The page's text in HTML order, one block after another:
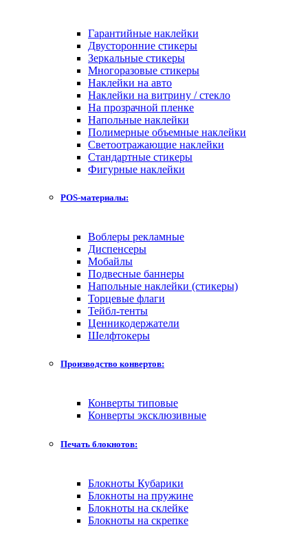
Гарантийные наклейки
Двусторонние стикеры
Зеркальные стикеры
Многоразовые стикеры
Наклейки на авто
Наклейки на витрину / стекло
На прозрачной пленке
Напольные наклейки
Полимерные объемные наклейки
Светоотражающие наклейки
Стандартные стикеры
Фигурные наклейки
POS-материалы:
Воблеры рекламные
Диспенсеры
Мобайлы
Подвесные баннеры
Напольные наклейки (стикеры)
Торцевые флаги
Тейбл-тенты
Ценникодержатели
Шелфтокеры
Производство конвертов:
Конверты типовые
Конверты эксклюзивные
Печать блокнотов:
Блокноты Кубарики
Блокноты на пружине
Блокноты на склейке
Блокноты на скрепке